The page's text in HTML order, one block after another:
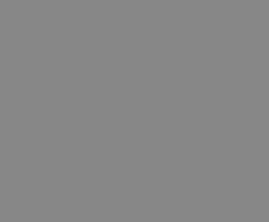
sua analisi dei
combinazione
al fine di
siano
qualsiasi
l'utilizzo
la versione
supporta
domini.
Script.com